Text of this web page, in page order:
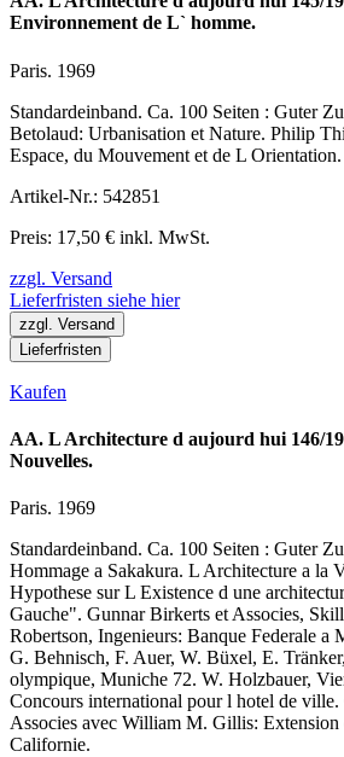
Environnement de L` homme.
Paris. 1969
Standardeinband. Ca. 100 Seiten : Guter
Betolaud: Urbanisation et Nature. Philip
Espace, du Mouvement et de L Orientation.
Artikel-Nr.: 542851
Preis: 17,50 € inkl. MwSt.
zzgl. Versand
Lieferfristen siehe hier
zzgl. Versand
Lieferfristen
Kaufen
AA. L Architecture d aujourd hui 146/
Nouvelles.
Paris. 1969
Standardeinband. Ca. 100 Seiten : Guter
Hommage a Sakakura. L Architecture a la
Hypothese sur L Existence d une
Gauche". Gunnar Birkerts et Associes,
Robertson, Ingenieurs: Banque Federale a
G. Behnisch, F. Auer, W. Büxel, E.
olympique, Muniche 72. W. Holzbauer,
Concours international pour l hotel de
Associes avec William M. Gillis: Extension
Californie.